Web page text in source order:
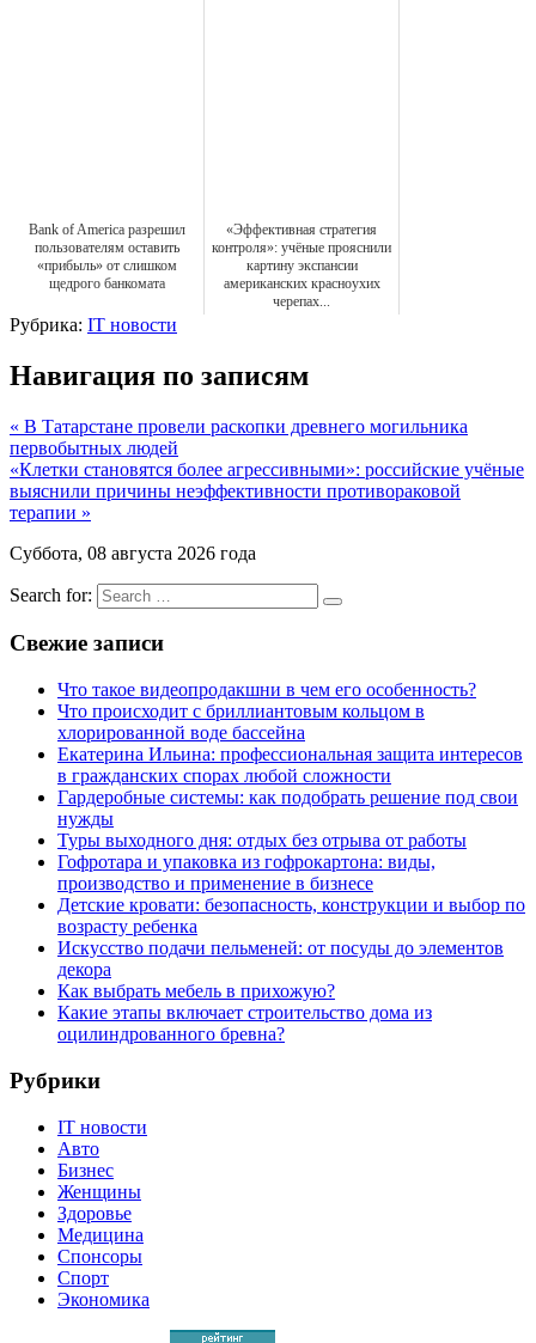
Bank of America разрешил
пользователям оставить
«прибыль» от слишком
щедрого банкомата
«Эффективная стратегия
контроля»: учёные прояснили
картину экспансии
американских красноухих
черепах...
Рубрика: IT новости
Навигация по записям
« В Татарстане провели раскопки древнего могильника
первобытных людей
«Клетки становятся более агрессивными»: российские учёные
выяснили причины неэффективности противораковой
терапии »
Суббота, 08 августа 2026 года
Search for:
Свежие записи
Что такое видеопродакшни в чем его особенность?
Что происходит с бриллиантовым кольцом в
хлорированной воде бассейна
Екатерина Ильина: профессиональная защита интересов
в гражданских спорах любой сложности
Гардеробные системы: как подобрать решение под свои
нужды
Туры выходного дня: отдых без отрыва от работы
Гофротара и упаковка из гофрокартона: виды,
производство и применение в бизнесе
Детские кровати: безопасность, конструкции и выбор по
возрасту ребенка
Искусство подачи пельменей: от посуды до элементов
декора
Как выбрать мебель в прихожую?
Какие этапы включает строительство дома из
оцилиндрованного бревна?
Рубрики
IT новости
Авто
Бизнес
Женщины
Здоровье
Медицина
Спонсоры
Спорт
Экономика